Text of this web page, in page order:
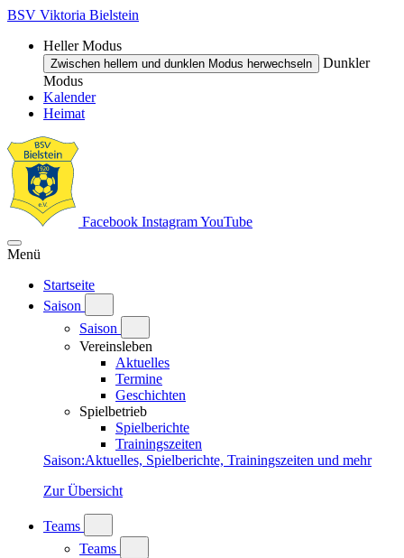
BSV Viktoria Bielstein
Heller Modus
Zwischen hellem und dunklen Modus herwechseln
Dunkler
Modus
Kalender
Heimat
Facebook InstagramYouTube
Menü
Startseite
Saison
Saison
Vereinsleben
Aktuelles
Termine
Geschichten
Spielbetrieb
Spielberichte
Trainingszeiten
Saison:Aktuelles, Spielberichte, Trainingszeiten und mehr
Zur Übersicht
Teams
Teams